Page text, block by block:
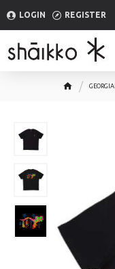
LOGIN REGISTER